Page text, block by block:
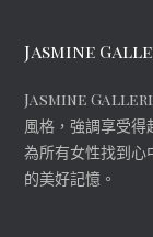
Jasmine
Jasmine
風格，強調享受得
為所有女性找到心
的美好記憶。